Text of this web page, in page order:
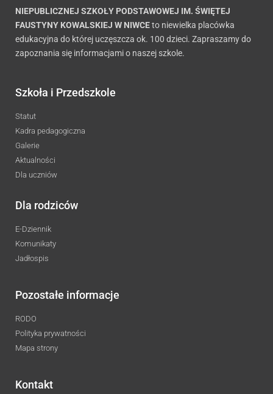
NIEPUBLICZNEJ SZKOŁY PODSTAWOWEJ IM. ŚWIĘTEJ
FAUSTYNY KOWALSKIEJ W NIWCEto niewielka placówka
edukacyjna do której uczęszcza ok. 100 dzieci. Zapraszamy do
zapoznania się informacjami o naszej szkole.
Szkoła i Przedszkole
Statut
Kadra pedagogiczna
Galerie
Aktualności
Dla uczniów
Dla rodziców
E-Dziennik
Komunikaty
Jadłospis
Pozostałe informacje
RODO
Polityka prywatności
Mapa strony
Kontakt